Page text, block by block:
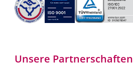
Unsere Partnerschaften